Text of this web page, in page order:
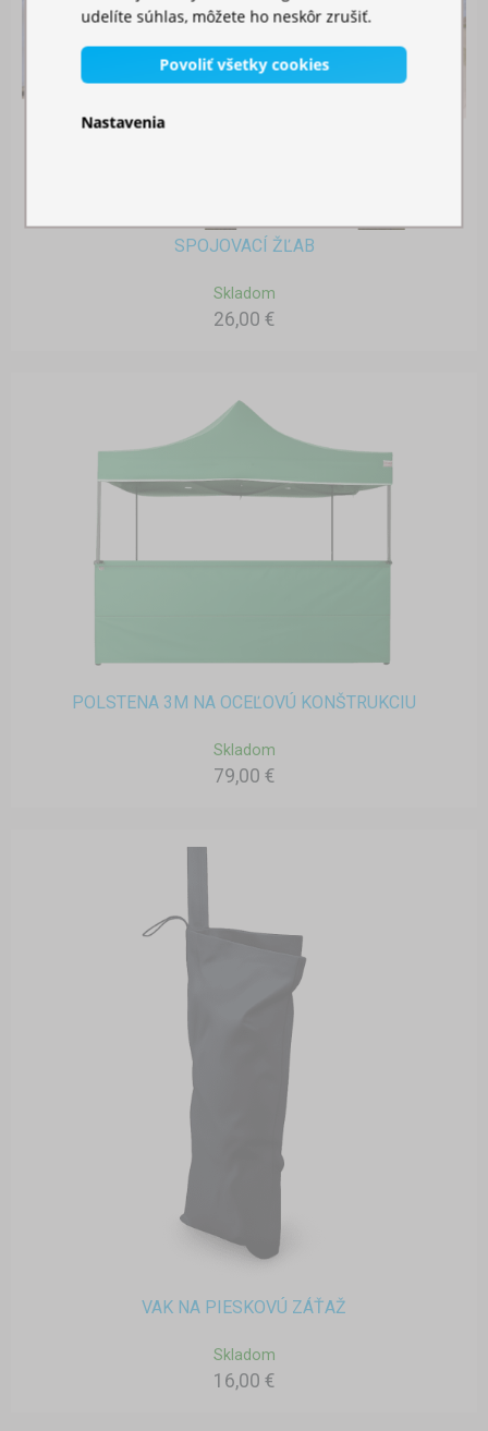
SPOJOVACÍ ŽĽAB
Skladom
26,00 €
POLSTENA 3M NA OCEĽOVÚ KONŠTRUKCIU
Skladom
79,00 €
VAK NA PIESKOVÚ ZÁŤAŽ
Skladom
16,00 €
udelíte súhlas, môžete ho neskôr zrušiť.
Povoliť všetky cookies
Nastavenia